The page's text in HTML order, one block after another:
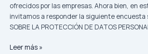
ofrecidos por las empresas. Ahora bien, en
invitamos a responder la siguiente encuesta
SOBRE LA PROTECCIÓN DE DATOS
Leer más »